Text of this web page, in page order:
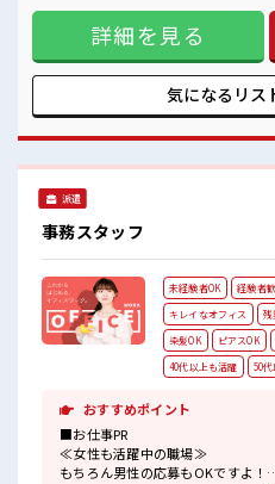
の確認)の電話対応も行
必要となりますので、臨
頂いています。 ■お仕事PR ≪無理なく働ける≫ 場合によって
はお願いすることもあり
日祝休のお仕事≫ 家族
未経験OKの仕事≫ 新し
ステップUP目指してい
≫ 高時給だらけの派遣のお仕事です！
詳細を見る
気になるリス
派遣
事務スタッフ
未経験者OK 経験者
キレイなオフィス
残
染髪OK
ピアスOK
40代以上も活躍
50
おすすめポイント
■お仕事PR
≪女性も活躍中の職場≫
もちろん男性の応募もOKですよ！